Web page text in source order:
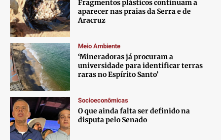
Fragmentos plásticos continuam a
aparecer nas praias da Serra e de
Aracruz
Meio Ambiente
‘Mineradoras já procuram a
universidade para identificar terras
raras no Espírito Santo’
Socioeconômicas
O que ainda falta ser definido na
disputa pelo Senado